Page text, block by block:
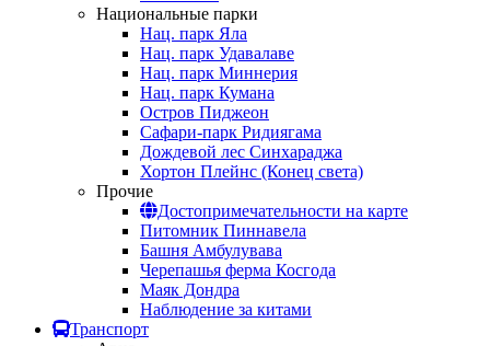
Национальные парки
Нац. парк Яла
Нац. парк Удавалаве
Нац. парк Миннерия
Нац. парк Кумана
Остров Пиджеон
Сафари-парк Ридиягама
Дождевой лес Синхараджа
Хортон Плейнс (Конец света)
Прочие
Достопримечательности на карте
Питомник Пиннавела
Башня Амбулувава
Черепашья ферма Косгода
Маяк Дондра
Наблюдение за китами
Транспорт